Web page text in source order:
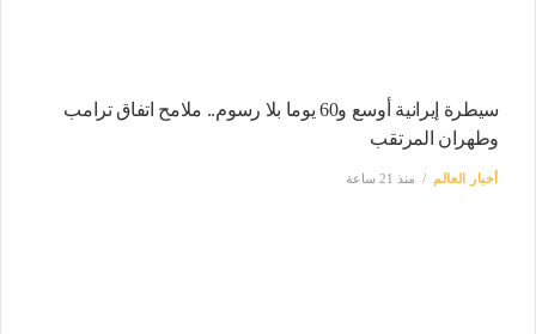
سيطرة إيرانية أوسع و60 يوما بلا رسوم.. ملامح اتفاق ترامب
وطهران المرتقب
أخبار العالم منذ 21 ساعة